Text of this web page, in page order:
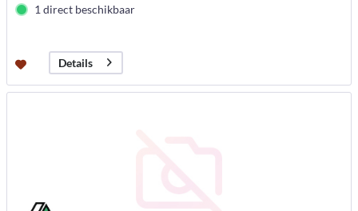
1 direct beschikbaar
Details